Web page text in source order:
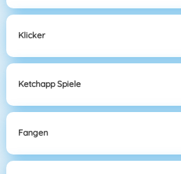
Klicker
Ketchapp Spiele
Fangen